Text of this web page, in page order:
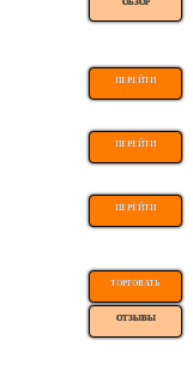
ОБЗОР
ПЕРЕЙТИ
ПЕРЕЙТИ
ПЕРЕЙТИ
ТОРГОВАТЬ
ОТЗЫВЫ